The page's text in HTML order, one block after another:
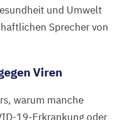
und Umwelt
Sprecher von
Viren
warum manche
19-Erkrankung oder